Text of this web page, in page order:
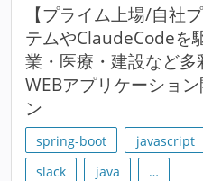
【プライム上場/自社
テムやClaudeCodeを
業・医療・建設など
WEBアプリケーショ
ン
spring-boot javascript
slack
java …